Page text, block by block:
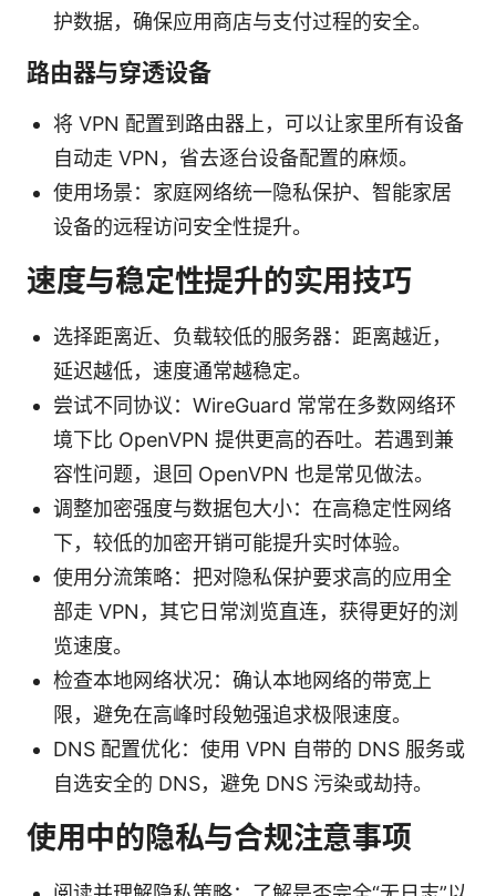
护数据，确保应用商店与支付过程的安全。
路由器与穿透设备
将 VPN 配置到路由器上，可以让家里所有设备
自动走 VPN，省去逐台设备配置的麻烦。
使用场景：家庭网络统一隐私保护、智能家居
设备的远程访问安全性提升。
速度与稳定性提升的实用技巧
选择距离近、负载较低的服务器：距离越近，
延迟越低，速度通常越稳定。
尝试不同协议：WireGuard 常常在多数网络环
境下比 OpenVPN 提供更高的吞吐。若遇到兼
容性问题，退回 OpenVPN 也是常见做法。
调整加密强度与数据包大小：在高稳定性网络
下，较低的加密开销可能提升实时体验。
使用分流策略：把对隐私保护要求高的应用全
部走 VPN，其它日常浏览直连，获得更好的浏
览速度。
检查本地网络状况：确认本地网络的带宽上
限，避免在高峰时段勉强追求极限速度。
DNS 配置优化：使用 VPN 自带的 DNS 服务或
自选安全的 DNS，避免 DNS 污染或劫持。
使用中的隐私与合规注意事项